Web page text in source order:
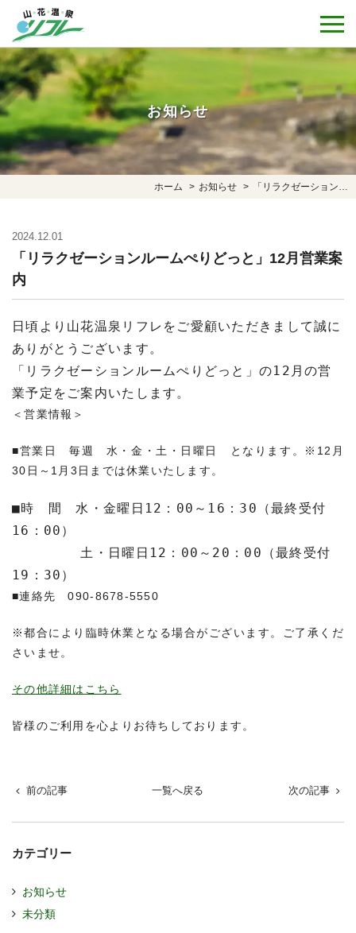
お知らせ
ホーム お知らせ 「リラクゼーションルームぺりどっと」12月営業案内
2024.12.01
「リラクゼーションルームぺりどっと」12月営業案
内
日頃より山花温泉リフレをご愛顧いただきまして誠に
ありがとうございます。
「リラクゼーションルームぺりどっと」の12月の営
業予定をご案内いたします。
＜営業情報＞
■営業日 毎週 水・金・土・日曜日 となります。※12月
30日～1月3日までは休業いたします。
■時　間　水・金曜日12：00～16：30（最終受付
16：00）
土・日曜日12：00～20：00（最終受付
19：30）
■連絡先 090-8678-5550
※都合により臨時休業となる場合がございます。ご了承くだ
さいませ。
その他詳細はこちら
皆様のご利用を心よりお待ちしております。
前の記事 一覧へ戻る 次の記事
カテゴリー
お知らせ
未分類